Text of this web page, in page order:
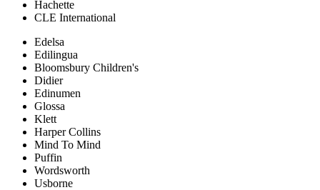
Hachette
CLE International
Edelsa
Edilingua
Bloomsbury Children's
Didier
Edinumen
Glossa
Klett
Harper Collins
Mind To Mind
Puffin
Wordsworth
Usborne